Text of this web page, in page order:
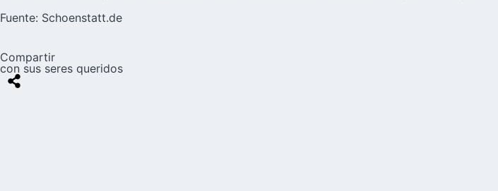
Fuente: Schoenstatt.de
Compartir
con sus seres queridos